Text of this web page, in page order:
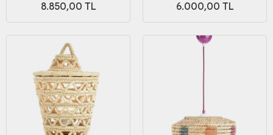
8.850,00 TL 6.000,00 TL